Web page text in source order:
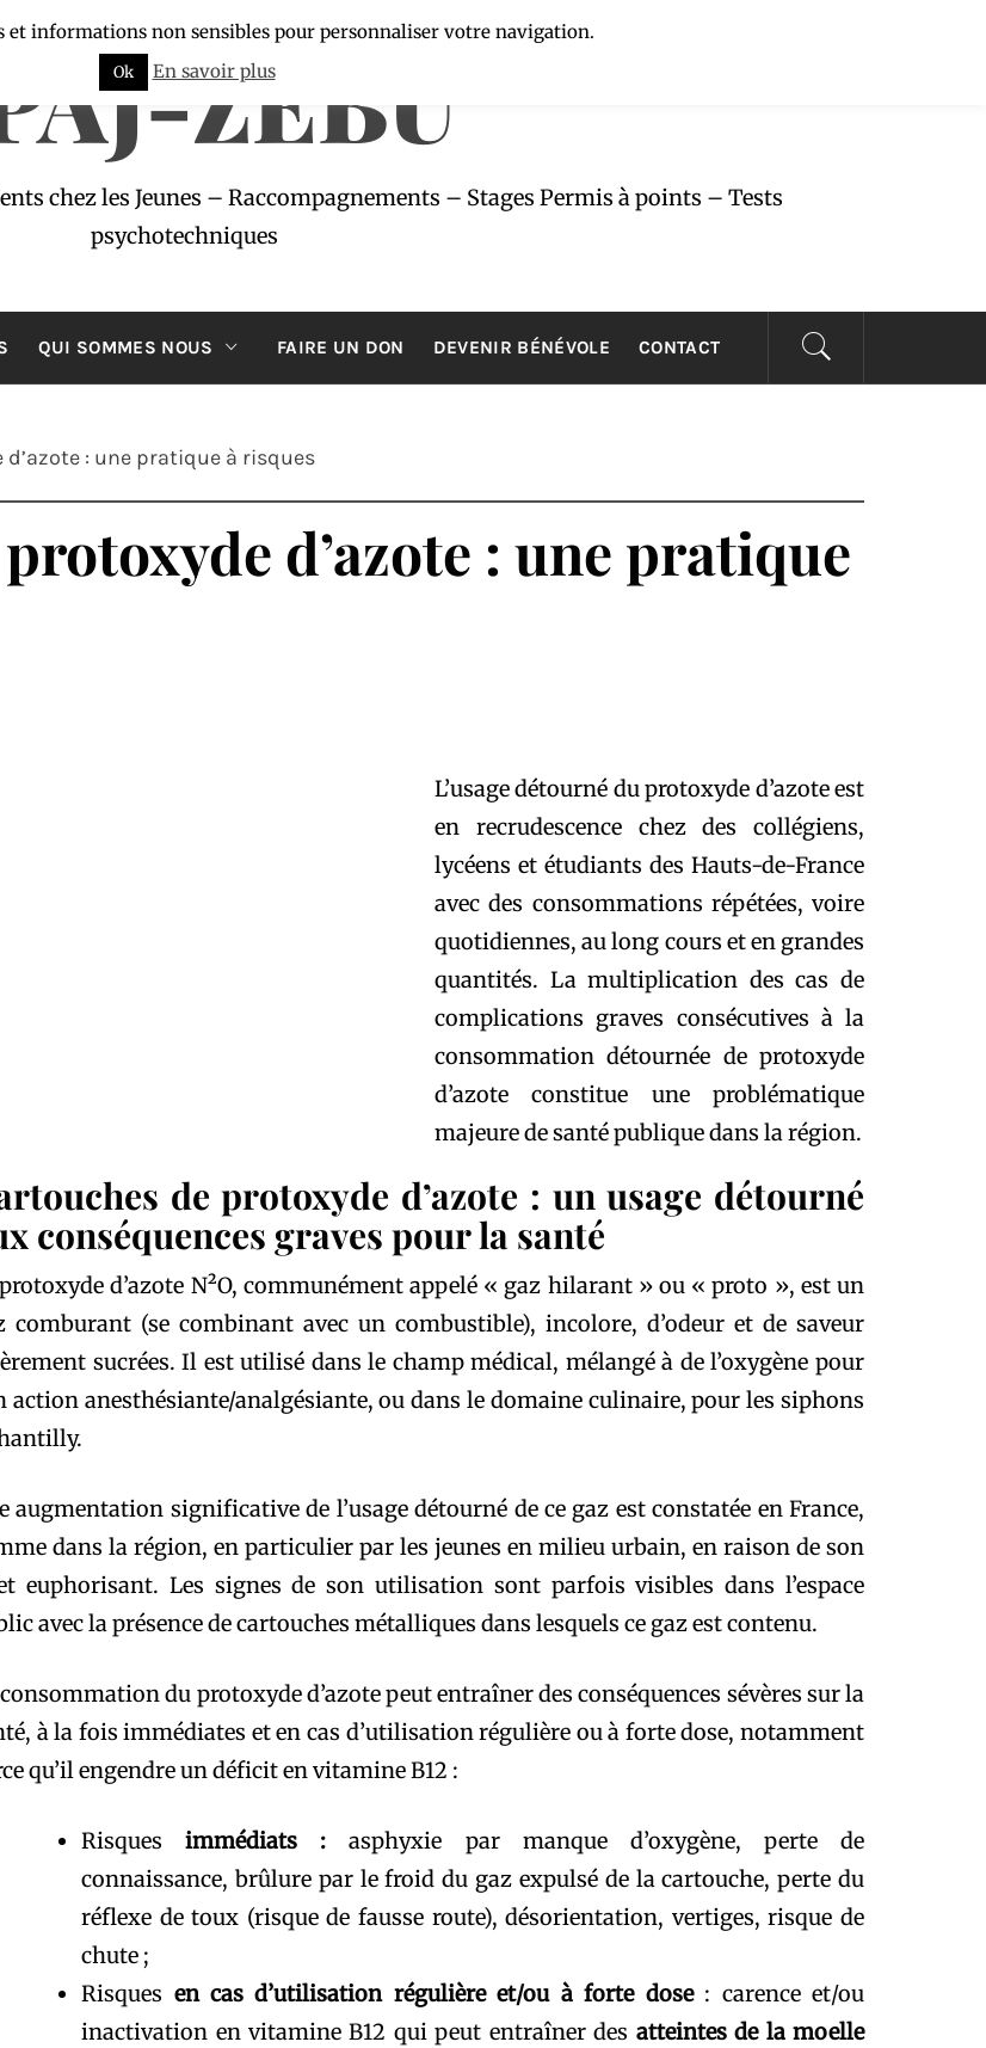
ZÉBU
chez les Jeunes – Raccompagnements – Stages Permis à points – Tests
psychotechniques
QUI SOMMES NOUS FAIRE UN DON DEVENIR BÉNÉVOLE CONTACT
: une pratique à risques
d’azote : une pratique
L’usage détourné du protoxyde d’azote est
en recrudescence chez des collégiens,
lycéens et étudiants des Hauts-de-France
avec des consommations répétées, voire
quotidiennes, au long cours et en grandes
quantités. La multiplication des cas de
complications graves consécutives à la
consommation détournée de protoxyde
d’azote constitue une problématique
majeure de santé publique dans la région.
de protoxyde d’azote : un usage détourné
conséquences graves pour la santé
d’azote N²O, communément appelé « gaz hilarant » ou « proto », est un
comburant (se combinant avec un combustible), incolore, d’odeur et de saveur
sucrées. Il est utilisé dans le champ médical, mélangé à de l’oxygène pour
action anesthésiante/analgésiante, ou dans le domaine culinaire, pour les siphons
augmentation significative de l’usage détourné de ce gaz est constatée en France,
dans la région, en particulier par les jeunes en milieu urbain, en raison de son
euphorisant. Les signes de son utilisation sont parfois visibles dans l’espace
avec la présence de cartouches métalliques dans lesquels ce gaz est contenu.
du protoxyde d’azote peut entraîner des conséquences sévères sur la
à la fois immédiates et en cas d’utilisation régulière ou à forte dose, notamment
qu’il engendre un déficit en vitamine B12 :
Risquesimmédiats :asphyxie par manque d’oxygène, perte de
connaissance, brûlure par le froid du gaz expulsé de la cartouche, perte du
réflexe de toux (risque de fausse route), désorientation, vertiges, risque de
chute ;
Risques en cas d’utilisation régulière et/ou à forte dose : carence et/ou
inactivation en vitamine B12 qui peut entraîner des atteintes de la moelle
et informations non sensibles pour personnaliser votre navigation.
Ok En savoir plus